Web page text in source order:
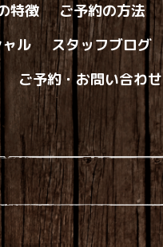
特徴
ご予約の方法
ル
スタッフブログ
ご予約・お問い合わせ